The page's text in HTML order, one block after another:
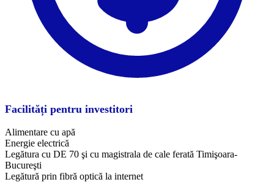
Facilități pentru investitori
Alimentare cu apă
Energie electrică
Legătura cu DE 70 şi cu magistrala de cale ferată Timişoara-
Bucureşti
Legătură prin fibră optică la internet